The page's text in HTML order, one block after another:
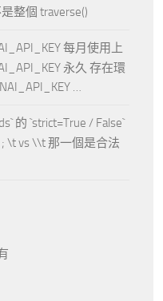
整個 traverse()
每月使用上
永久 存在環
…
的 `strict=True / False`
\t vs \\t 那一個是合法